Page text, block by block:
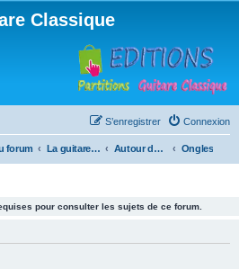
Classique
Connexion
S’enregistrer
forum La guitare : instrument, cours et théorie Autour de la guitare Ongles
pour consulter les sujets de ce forum.